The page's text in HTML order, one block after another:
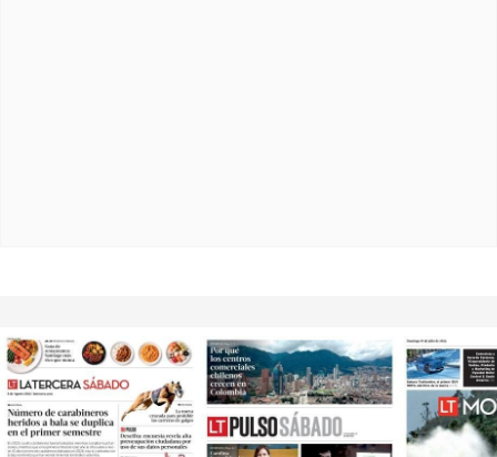
Opens in new window Opens in